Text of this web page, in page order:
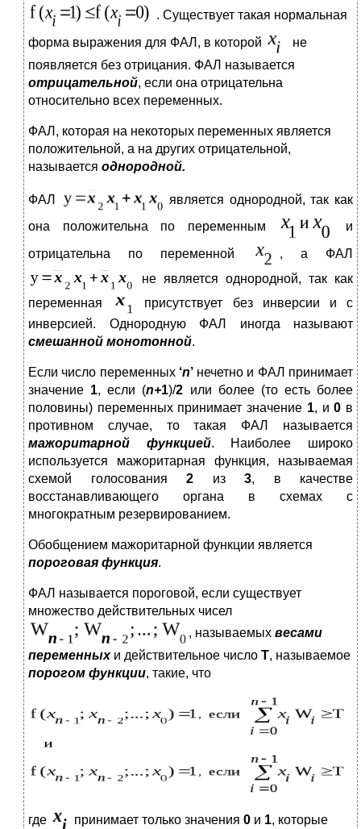
. Существует такая нормальная
форма выражения для ФАЛ, в которой
не
появляется без отрицания. ФАЛ называется
отрицательной, если она отрицательна
относительно всех переменных.
ФАЛ, которая на некоторых переменных является
положительной, а на других отрицательной,
называется однородной.
ФАЛ
является однородной, так как
она положительна по переменным
и
отрицательна по переменной
, а ФАЛ
не является однородной, так как
переменная
присутствует без инверсии и с
инверсией. Однородную ФАЛ иногда называют
смешанной монотонной.
Если число переменных ‘n’нечетно и ФАЛ принимает
значение 1, если (n+1)/2 или более (то есть более
половины) переменных принимает значение 1, и0 в
противном случае, то такая ФАЛ называется
мажоритарной функцией. Наиболее широко
используется мажоритарная функция, называемая
схемой голосования 2 из 3, в качестве
восстанавливающего органа в схемах с
многократным резервированием.
Обобщением мажоритарной функции является
пороговая функция.
ФАЛ называется пороговой, если существует
множество действительных чисел
, называемых весами
переменных и действительное число Т, называемое
порогом функции, такие, что
где принимает только значения 0 и 1, которые